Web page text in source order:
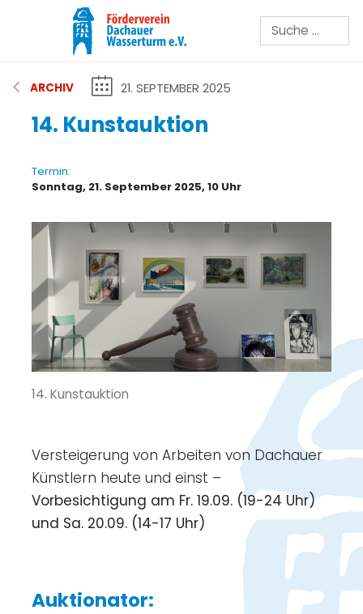
Suchen
ARCHIV 21. SEPTEMBER 2025
14. Kunstauktion
Termin:
Sonntag, 21. September 2025, 10 Uhr
14. Kunstauktion
Versteigerung von Arbeiten von Dachauer
Künstlern heute und einst –
Vorbesichtigung am Fr. 19.09. (19-24 Uhr)
und Sa. 20.09. (14-17 Uhr)
Auktionator: